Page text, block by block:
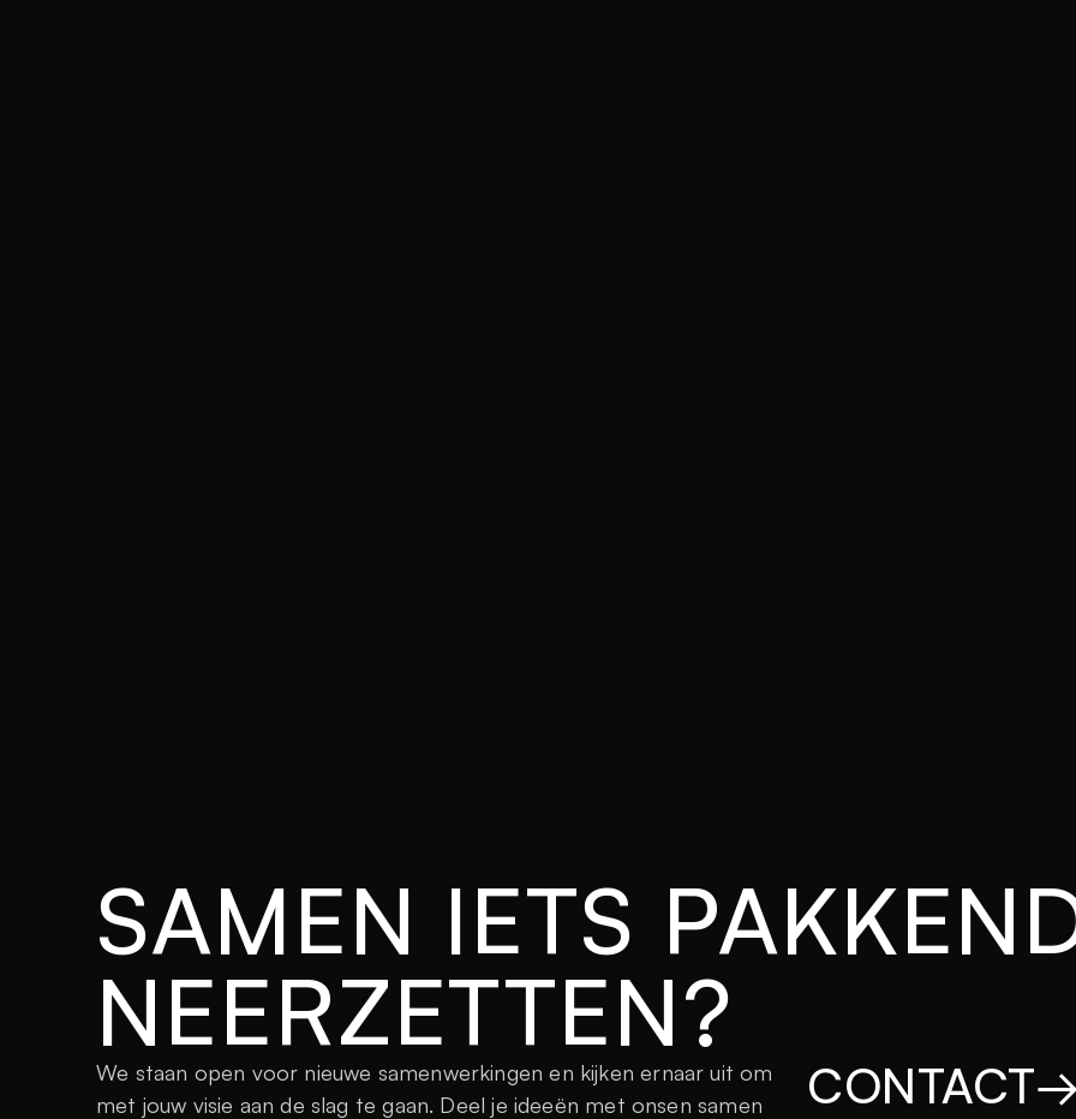
SAMEN IETS
NEERZETTEN?
We staan open voor nieuwe samenwerkingen en kijken ernaar uit om
met jouw visie aan de slag te gaan. Deel je ideeën met onsen samen
CONTACT